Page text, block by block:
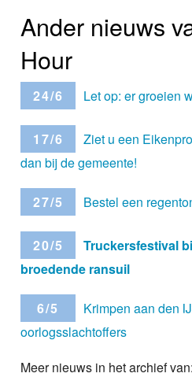
Ander nieuws
Hour
24/6 Let op: er groeien
17/6
Ziet u een
dan bij de gemeente!
27/5 Bestel een
20/5
Truckersfestival
broedende ransuil
6/5
Krimpen aan den
oorlogsslachtoffers
Meer nieuws in het archief van: